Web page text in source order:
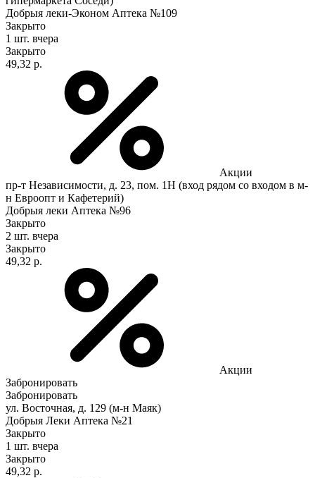
Добрыя леки-Эконом Аптека №109
Закрыто
1 шт. вчера
Закрыто
49,32 р.
Акции
пр-т Независимости, д. 23, пом. 1Н (вход рядом со входом в м-
н Евроопт и Кафетерий)
Добрыя леки Аптека №96
Закрыто
2 шт. вчера
Закрыто
49,32 р.
Акции
Забронировать
Забронировать
ул. Восточная, д. 129 (м-н Маяк)
Добрыя Леки Аптека №21
Закрыто
1 шт. вчера
Закрыто
49,32 р.